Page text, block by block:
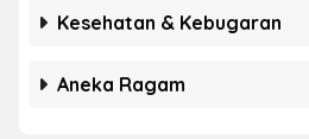
Kesehatan & Kebugaran
Aneka Ragam